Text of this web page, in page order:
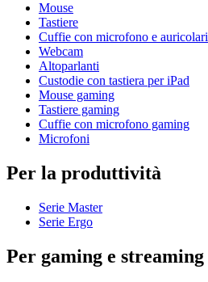
Mouse
Tastiere
Cuffie con microfono e auricolari
Webcam
Altoparlanti
Custodie con tastiera per iPad
Mouse gaming
Tastiere gaming
Cuffie con microfono gaming
Microfoni
Per la produttività
Serie Master
Serie Ergo
Per gaming e streaming